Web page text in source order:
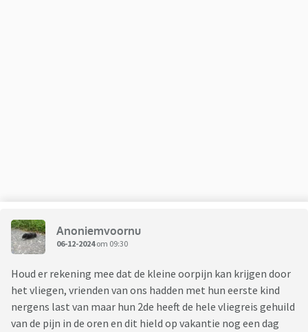
Anoniemvoornu
06-12-2024om 09:30
Houd er rekening mee dat de kleine oorpijn kan krijgen door
het vliegen, vrienden van ons hadden met hun eerste kind
nergens last van maar hun 2de heeft de hele vliegreis gehuild
van de pijn in de oren en dit hield op vakantie nog een dag